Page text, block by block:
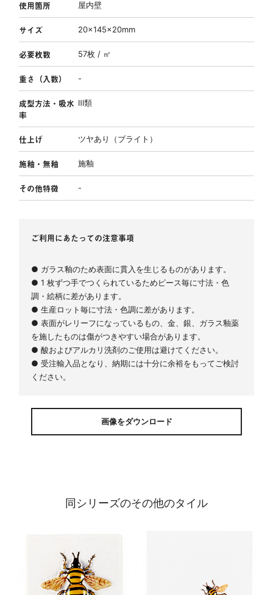
使用箇所 屋内壁
サイズ 20×145×20mm
必要枚数 57枚 / ㎡
重さ（入数） -
成型方法・吸水
率
Ⅲ類
仕上げ ツヤあり（ブライト）
施釉・無釉 施釉
その他特徴 -
ご利用にあたっての注意事項
● ガラス釉のため表面に貫入を生じるものがあります。
● 1 枚ずつ手でつくられているためピース毎に寸法・色
調・絵柄に差があります。
● 生産ロット毎に寸法・色調に差があります。
● 表面がレリーフになっているもの、金、銀、ガラス釉薬
を施したものは傷がつきやすい場合があります。
● 酸およびアルカリ洗剤のご使用は避けてください。
● 受注輸入品となり、納期には十分に余裕をもってご検討
ください。
画像をダウンロード
同シリーズのその他のタイル